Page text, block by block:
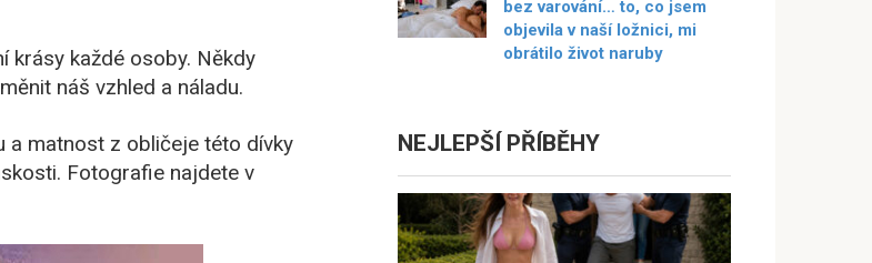
krásy každé osoby. Někdy
náš vzhled a náladu.
a matnost z obličeje této dívky
Fotografie najdete v
bez varování… to, co jsem
objevila v naší ložnici, mi
obrátilo život naruby
NEJLEPŠÍ PŘÍBĚHY